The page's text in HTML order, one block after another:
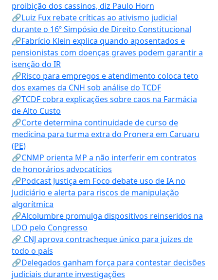
proibição dos cassinos, diz Paulo Horn
🔗Luiz Fux rebate críticas ao ativismo judicial
durante o 16º Simpósio de Direito Constitucional
🔗Fabrício Klein explica quando aposentados e
pensionistas com doenças graves podem garantir a
isenção do IR
🔗Risco para empregos e atendimento coloca teto
dos exames da CNH sob análise do TCDF
🔗TCDF cobra explicações sobre caos na Farmácia
de Alto Custo
🔗Corte determina continuidade de curso de
medicina para turma extra do Pronera em Caruaru
(PE)
🔗CNMP orienta MP a não interferir em contratos
de honorários advocatícios
🔗Podcast Justiça em Foco debate uso de IA no
Judiciário e alerta para riscos de manipulação
algorítmica
🔗Alcolumbre promulga dispositivos reinseridos na
LDO pelo Congresso
🔗 CNJ aprova contracheque único para juízes de
todo o país
🔗Delegados ganham força para contestar decisões
judiciais durante investigações